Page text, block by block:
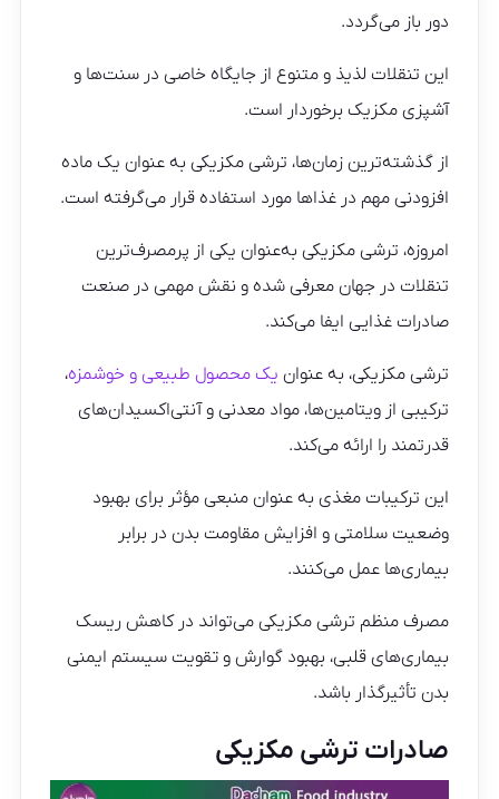
دور باز می‌گردد.
این تنقلات لذیذ و متنوع از جایگاه خاصی در سنت‌ها و
آشپزی مکزیک برخوردار است.
از گذشته‌ترین زمان‌ها، ترشی مکزیکی به عنوان یک ماده
افزودنی مهم در غذاها مورد استفاده قرار می‌گرفته است.
امروزه، ترشی مکزیکی به‌عنوان یکی از پرمصرف‌ترین
تنقلات در جهان معرفی شده و نقش مهمی در صنعت
صادرات غذایی ایفا می‌کند.
ترشی مکزیکی، به عنوان یک محصول طبیعی و خوشمزه،
ترکیبی از ویتامین‌ها، مواد معدنی و آنتی‌اکسیدان‌های
قدرتمند را ارائه می‌کند.
این ترکیبات مغذی به عنوان منبعی مؤثر برای بهبود
وضعیت سلامتی و افزایش مقاومت بدن در برابر
بیماری‌ها عمل می‌کنند.
مصرف منظم ترشی مکزیکی می‌تواند در کاهش ریسک
بیماری‌های قلبی، بهبود گوارش و تقویت سیستم ایمنی
بدن تأثیرگذار باشد.
صادرات ترشی مکزیکی